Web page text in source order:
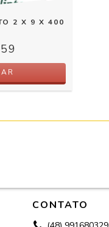
2 X 9 X 400
CONTATO